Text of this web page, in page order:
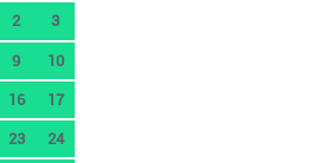
2 3
9 10
16 17
23 24